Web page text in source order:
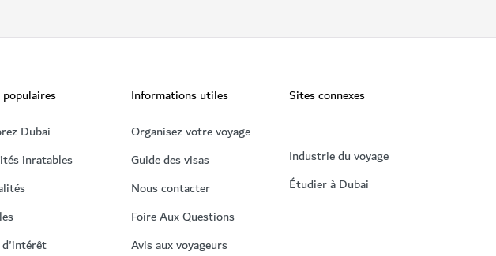
Dubai
inratables
Informations utiles
Organisez votre voyage
Guide des visas
Nous contacter
Foire Aux Questions
Avis aux voyageurs
Sites connexes
Industrie du voyage
Étudier à Dubai